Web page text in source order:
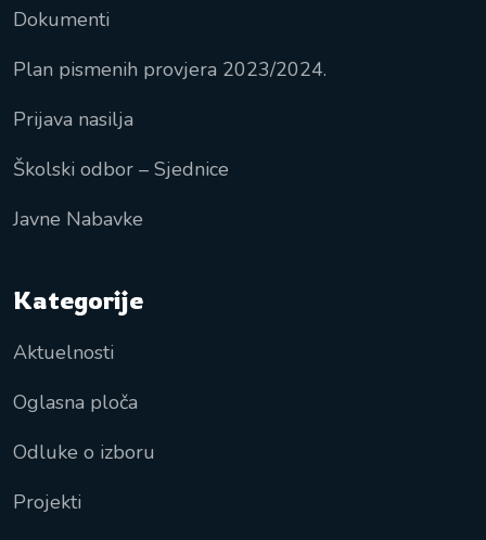
Dokumenti
Plan pismenih provjera 2023/2024.
Prijava nasilja
Školski odbor – Sjednice
Javne Nabavke
Kategorije
Aktuelnosti
Oglasna ploča
Odluke o izboru
Projekti